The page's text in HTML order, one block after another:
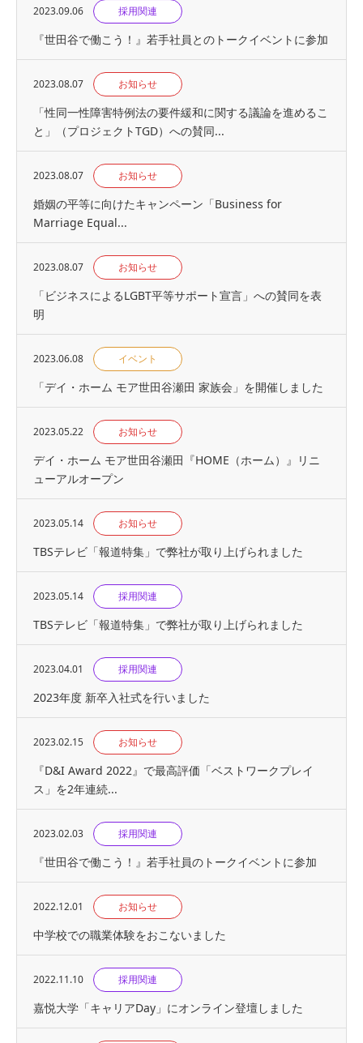
2023.09.06 採用関連
『世⽥⾕で働こう！』若手社員とのトークイベントに参加
2023.08.07 お知らせ
「性同一性障害特例法の要件緩和に関する議論を進めるこ
と」（プロジェクトTGD）への賛同...
2023.08.07 お知らせ
婚姻の平等に向けたキャンペーン「Business for
Marriage Equal...
2023.08.07 お知らせ
「ビジネスによるLGBT平等サポート宣言」への賛同を表
明
2023.06.08 イベント
「デイ・ホーム モア世田谷瀬田 家族会」を開催しました
2023.05.22 お知らせ
デイ・ホーム モア世田谷瀬田『HOME（ホーム）』リニ
ューアルオープン
2023.05.14 お知らせ
TBSテレビ「報道特集」で弊社が取り上げられました
2023.05.14 採用関連
TBSテレビ「報道特集」で弊社が取り上げられました
2023.04.01 採用関連
2023年度 新卒入社式を行いました
2023.02.15 お知らせ
『D&I Award 2022』で最高評価「ベストワークプレイ
ス」を2年連続...
2023.02.03 採用関連
『世⽥⾕で働こう！』若手社員のトークイベントに参加
2022.12.01 お知らせ
中学校での職業体験をおこないました
2022.11.10 採用関連
嘉悦大学「キャリアDay」にオンライン登壇しました